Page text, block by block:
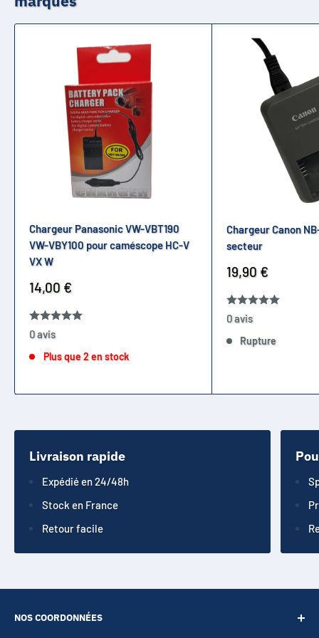
utilisation.
Chargeur Panasonic VW-VBT190
VW-VBY100 pour caméscope HC-V
VX W
Prix
réduit
14,00 €
0 avis
Plus que 2 en stock
Chargeur Canon
secteur
Prix
réduit
19,90 €
0 avis
Rupture
Livraison rapide
Expédié en 24/48h
Stock en France
Retour facile
NOS COORDONNÉES